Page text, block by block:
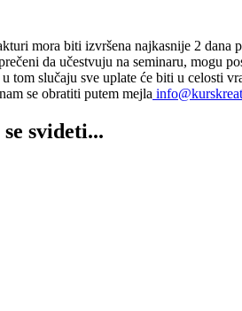
mora biti izvršena najkasnije 2 dana
da učestvuju na seminaru, mogu
tom slučaju sve uplate će biti u celosti
se obratiti putem mejla
svideti...